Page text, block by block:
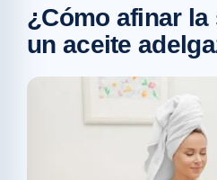
¿Cómo afinar
un aceite